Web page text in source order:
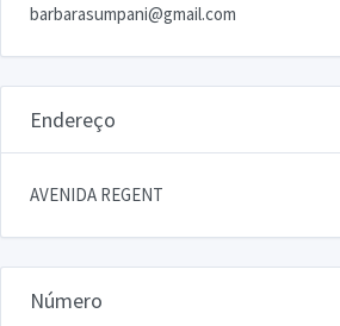
barbarasumpani@gmail.com
Endereço
AVENIDA REGENT
Número